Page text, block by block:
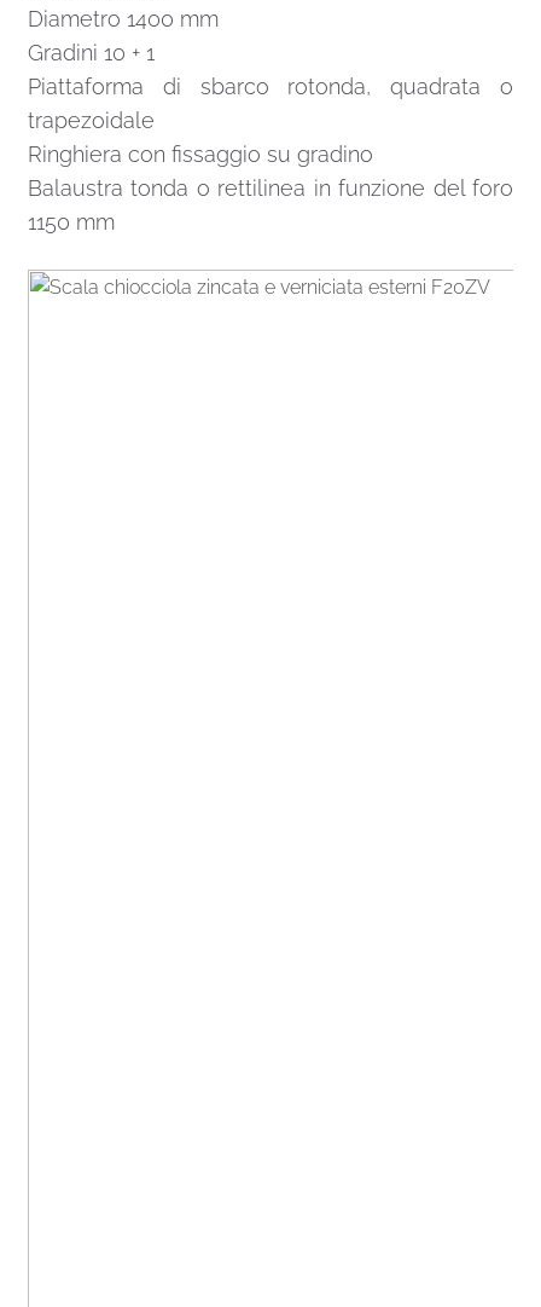
Diametro 1400 mm
Gradini 10 + 1
Piattaforma di sbarco rotonda, quadrata o
trapezoidale
Ringhiera con fissaggio su gradino
Balaustra tonda o rettilinea in funzione del foro
1150 mm